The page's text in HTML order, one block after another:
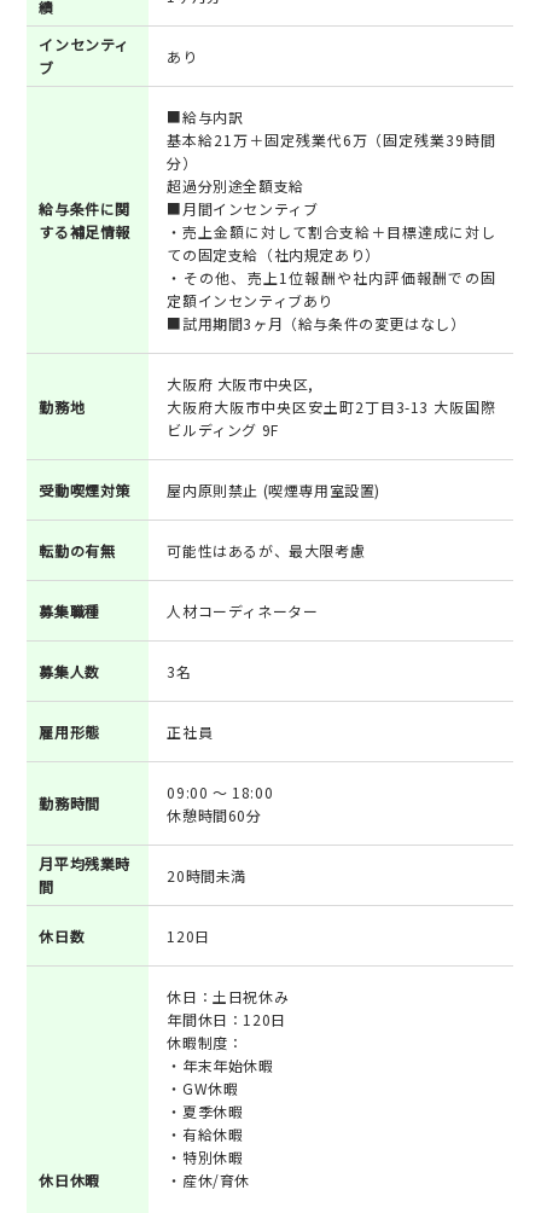
績
インセンティ
ブ
あり
給与条件に関
する補足情報
■給与内訳
基本給21万＋固定残業代6万（固定残業39時間
分）
超過分別途全額支給
■月間インセンティブ
・売上金額に対して割合支給＋目標達成に対し
ての固定支給（社内規定あり）
・その他、売上1位報酬や社内評価報酬での固
定額インセンティブあり
■試用期間3ヶ月（給与条件の変更はなし）
勤務地
大阪府 大阪市中央区,
大阪府大阪市中央区安土町2丁目3-13 大阪国際
ビルディング 9F
受動喫煙対策 屋内原則禁止 (喫煙専用室設置)
転勤の有無 可能性はあるが、最大限考慮
募集職種 人材コーディネーター
募集人数 3名
雇用形態 正社員
勤務時間
09:00 ～ 18:00
休憩時間60分
月平均残業時
間
20時間未満
休日数 120日
休日休暇
休日：土日祝休み
年間休日：120日
休暇制度：
・年末年始休暇
・GW休暇
・夏季休暇
・有給休暇
・特別休暇
・産休/育休